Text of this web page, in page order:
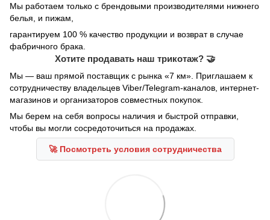
Мы работаем только с брендовыми производителями нижнего
белья, и пижам,
гарантируем 100 % качество продукции и возврат в случае
фабричного брака.
Хотите продавать наш трикотаж? 🤝
Мы — ваш прямой поставщик с рынка «7 км». Приглашаем к
сотрудничеству владельцев Viber/Telegram-каналов, интернет-
магазинов и организаторов совместных покупок.
Мы берем на себя вопросы наличия и быстрой отправки,
чтобы вы могли сосредоточиться на продажах.
🚀 Посмотреть условия сотрудничества